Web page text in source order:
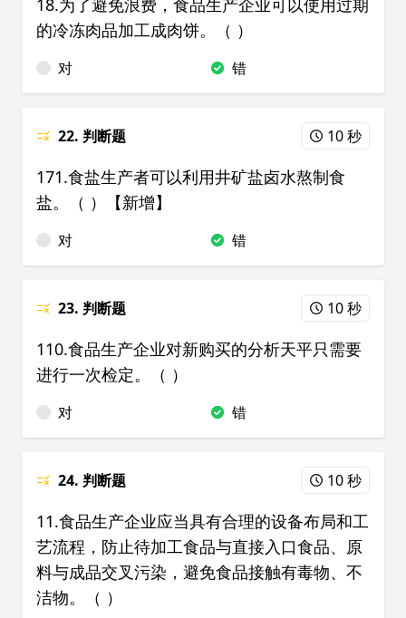
18.为了避免浪费，食品生产企业可以使用过期
的冷冻肉品加工成肉饼。（ ）
对 错
22. 判断题 10 秒
171.食盐生产者可以利用井矿盐卤水熬制食
盐。（ ）【新增】
对 错
23. 判断题 10 秒
110.食品生产企业对新购买的分析天平只需要
进行一次检定。（ ）
对 错
24. 判断题 10 秒
11.食品生产企业应当具有合理的设备布局和工
艺流程，防止待加工食品与直接入口食品、原
料与成品交叉污染，避免食品接触有毒物、不
洁物。（ ）